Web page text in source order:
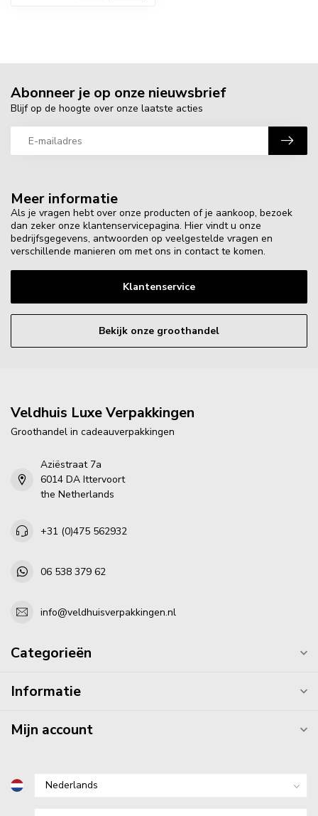
Meer informatie
Als je vragen hebt over onze producten of je aankoop, bezoek
dan zeker onze klantenservicepagina. Hier vindt u onze
bedrijfsgegevens, antwoorden op veelgestelde vragen en
verschillende manieren om met ons in contact te komen.
Klantenservice
Bekijk onze groothandel
Abonneer je op onze nieuwsbrief
Blijf op de hoogte over onze laatste acties
Veldhuis Luxe Verpakkingen
Groothandel in cadeauverpakkingen
Aziëstraat 7a
6014 DA Ittervoort
the Netherlands
+31 (0)475 562932
06 538 379 62
info@veldhuisverpakkingen.nl
Categorieën
Informatie
Mijn account